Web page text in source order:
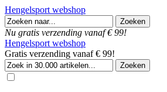
Hengelsport webshop
Nu gratis verzending vanaf € 99!
Hengelsport webshop
Gratis verzending vanaf € 99!